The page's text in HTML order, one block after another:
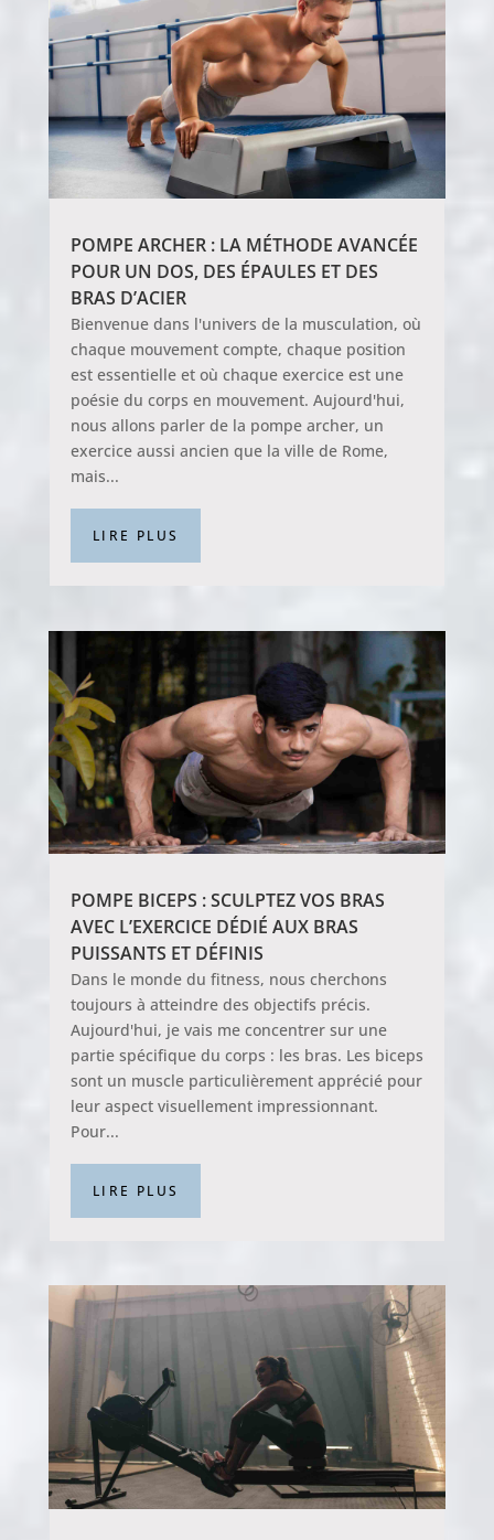
POMPE ARCHER : LA MÉTHODE AVANCÉE
POUR UN DOS, DES ÉPAULES ET DES
BRAS D’ACIER
Bienvenue dans l'univers de la musculation, où
chaque mouvement compte, chaque position
est essentielle et où chaque exercice est une
poésie du corps en mouvement. Aujourd'hui,
nous allons parler de la pompe archer, un
exercice aussi ancien que la ville de Rome,
mais...
LIRE PLUS
POMPE BICEPS : SCULPTEZ VOS BRAS
AVEC L’EXERCICE DÉDIÉ AUX BRAS
PUISSANTS ET DÉFINIS
Dans le monde du fitness, nous cherchons
toujours à atteindre des objectifs précis.
Aujourd'hui, je vais me concentrer sur une
partie spécifique du corps : les bras. Les biceps
sont un muscle particulièrement apprécié pour
leur aspect visuellement impressionnant.
Pour...
LIRE PLUS